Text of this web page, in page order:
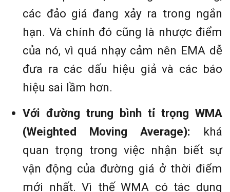
các đảo giá đang xảy ra trong ngắn
hạn. Và chính đó cũng là nhược điểm
của nó, vì quá nhạy cảm nên EMA dễ
đưa ra các dấu hiệu giả và các báo
hiệu sai lầm hơn.
Với đường trung bình tỉ trọng WMA
(Weighted Moving Average): khá
quan trọng trong việc nhận biết sự
vận động của đường giá ở thời điểm
mới nhất. Vì thế WMA có tác dụng